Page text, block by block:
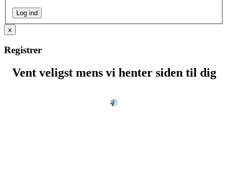
x
Registrer
Vent veligst mens vi henter siden til dig